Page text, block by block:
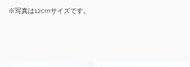
※写真は12cmサイズです。